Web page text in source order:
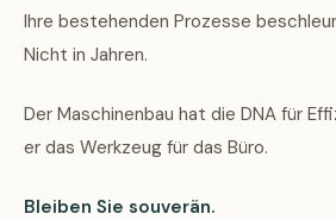
Ihre bestehenden Prozesse
Nicht in Jahren.
Der Maschinenbau hat die DNA für
er das Werkzeug für das Büro.
Bleiben Sie souverän.